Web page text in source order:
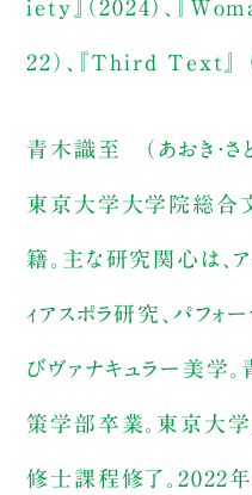
iety』（2024）、『
22）、『Third Text』
青木識至 （あおき・さと
東京大学大学院総合
籍。主な研究関心は、
ィアスポラ研究、パフォ
びヴァナキュラー美学
策学部卒業。東京大
修士課程修了。2022